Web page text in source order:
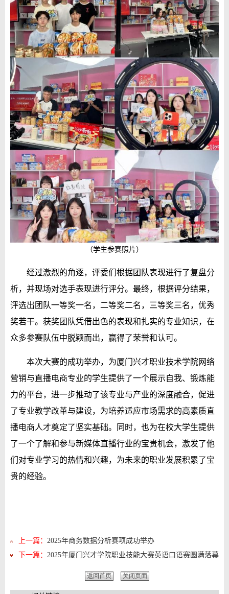
（学生参赛照片）
经过激烈的角逐，评委们根据团队表现进行了复盘分
析，并现场对选手表现进行评分。最终，根据评分结果，
评选出团队一等奖一名，二等奖二名，三等奖三名，优秀
奖若干。获奖团队凭借出色的表现和扎实的专业知识，在
众多参赛队伍中脱颖而出，赢得了荣誉和认可。
本次大赛的成功举办，为厦门兴才职业技术学院网络
营销与直播电商专业的学生提供了一个展示自我、锻炼能
力的平台，进一步推动了该专业与产业的深度融合，促进
了专业教学改革与建设，为培养适应市场需求的高素质直
播电商人才奠定了坚实基础。同时，也为在校大学生提供
了一个了解和参与新媒体直播行业的宝贵机会，激发了他
们对专业学习的热情和兴趣，为未来的职业发展积累了宝
贵的经验。
上一篇： 2025年商务数据分析赛项成功举办
下一篇： 2025年厦门兴才学院职业技能大赛英语口语赛圆满落幕
返回首页 关闭页面